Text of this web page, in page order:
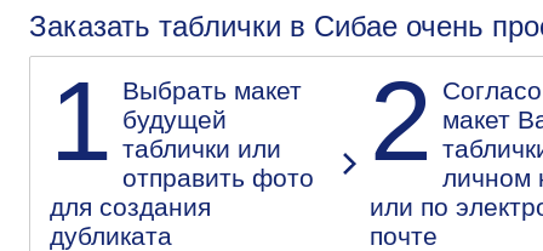
Заказать таблички в Сибае очень
1 Выбрать макет
будущей
таблички или
отправить фото
для создания
дубликата
2
макет
личном
или по
почте